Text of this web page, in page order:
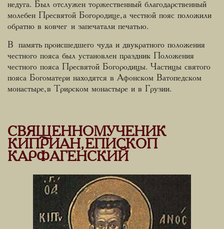
недуга. Был отслужен торжественный благодарственный
молебен Пресвятой Богородице, а честной пояс положили
обратно в ковчег и запечатали печатью.
В память происшедшего чуда и двукратного положения
честного пояса был установлен праздник Положения
честного пояса Пресвятой Богородицы. Частицы святого
пояса Богоматери находятся в Афонском Ватопедском
монастыре, в Трирском монастыре и в Грузии.
СВЯЩЕННОМУЧЕНИК
КИПРИАН, ЕПИСКОП
КАРФАГЕНСКИЙ